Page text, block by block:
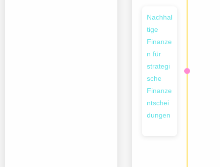
Nachhal
tige
Finanze
n für
strategi
sche
Finanze
ntschei
dungen